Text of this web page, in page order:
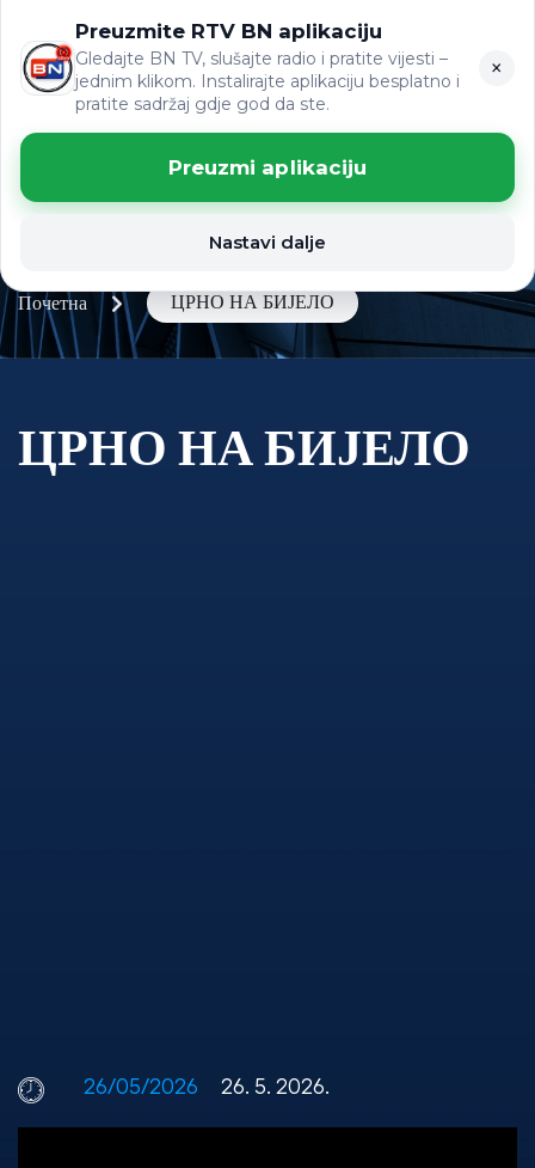
ВИЈЕСТИ LAT
Preuzmite RTV BN aplikaciju
Gledajte BN TV, slušajte radio i pratite vijesti –
jednim klikom. Instalirajte aplikaciju besplatno i
pratite sadržaj gdje god da ste.
×
Preuzmi aplikaciju
Nastavi dalje
Почетна ЦРНО НА БИЈЕЛО
ЦРНО НА БИЈЕЛО
26/05/2026 26. 5. 2026.